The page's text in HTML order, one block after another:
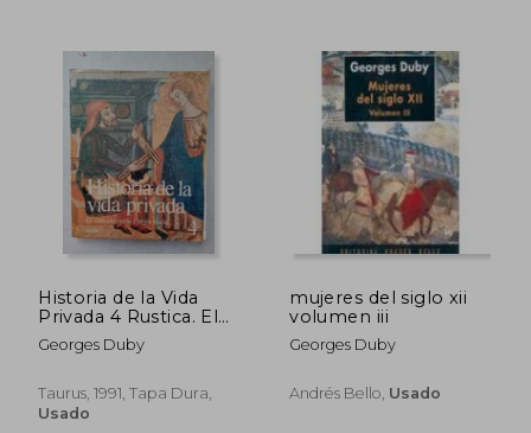
Historia de la Vida
Privada 4 Rustica. El
Individuo en la
Europa Feudal
Georges Duby
Taurus, 1991, Tapa Dura,
Usado
mujeres del siglo xii
volumen iii
Georges Duby
Andrés Bello, Usado